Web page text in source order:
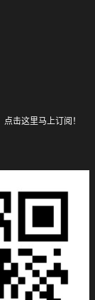
点击这里马上订阅！